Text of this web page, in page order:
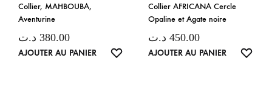
Collier, MAHBOUBA,
Aventurine
380.00 د.ت
AJOUTER AU PANIER
Collier AFRICANA Cercle
Opaline et Agate noire
450.00 د.ت
AJOUTER AU PANIER